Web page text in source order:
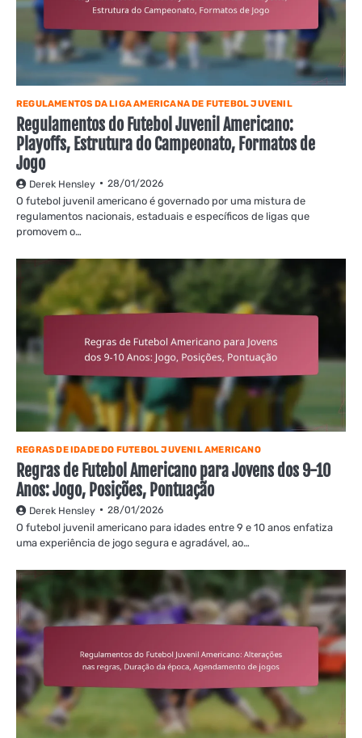
REGULAMENTOS DA LIGA AMERICANA DE FUTEBOL JUVENIL
Regulamentos do Futebol Juvenil Americano:
Playoffs, Estrutura do Campeonato, Formatos de
Jogo
Derek Hensley 28/01/2026
O futebol juvenil americano é governado por uma mistura de
regulamentos nacionais, estaduais e específicos de ligas que
promovem o…
REGRAS DE IDADE DO FUTEBOL JUVENIL AMERICANO
Regras de Futebol Americano para Jovens dos 9-10
Anos: Jogo, Posições, Pontuação
Derek Hensley 28/01/2026
O futebol juvenil americano para idades entre 9 e 10 anos enfatiza
uma experiência de jogo segura e agradável, ao…